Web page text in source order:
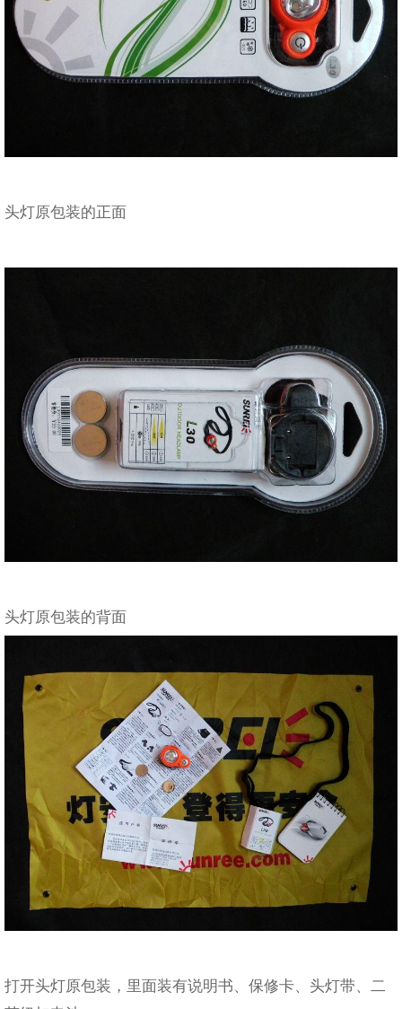
头灯原包装的正面
头灯原包装的背面
打开头灯原包装，里面装有说明书、保修卡、头灯带、二